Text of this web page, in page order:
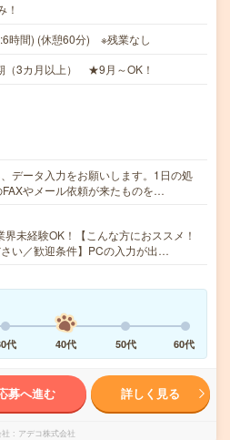
！
時間) (休憩60分) ※残業なし
（3カ月以上） ★9月～OK！
データ入力をお願いします。1日の処
やメール依頼が来たものを…
未経験OK！【こんな方におススメ！
い／歓迎条件】PCの入力が出…
代 40代 50代 60代
募へ進む 詳しく見る
アデコ株式会社